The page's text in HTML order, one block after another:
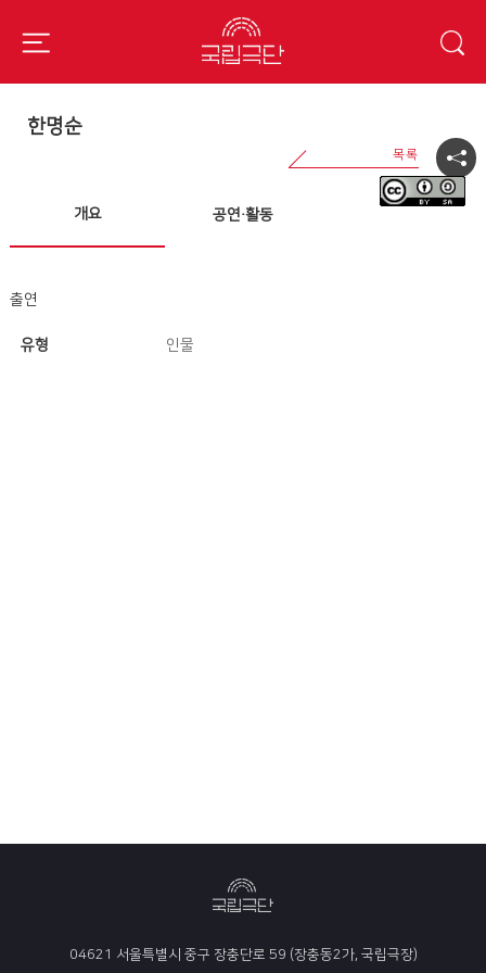
한명순
개요 공연·활동
출연
유형 인물
04621 서울특별시 중구 장충단로 59 (장충동2가, 국립극장)